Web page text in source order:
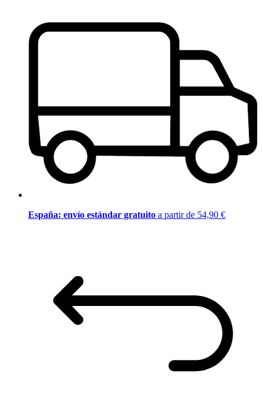
España: envío estándar gratuito a partir de 54,90 €